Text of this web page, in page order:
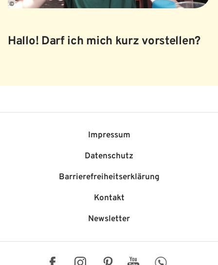
©
Hallo! Darf ich mich kurz vorstellen?
Impressum
Datenschutz
Barriere­freiheits­erklärung
Kontakt
Newsletter
FacebookInstagramPinterestYouTubeWhatsApp